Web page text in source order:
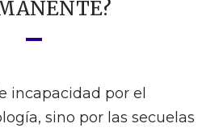
incapacidad por el
sino por las secuelas